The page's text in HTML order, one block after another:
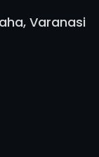
Varanasi